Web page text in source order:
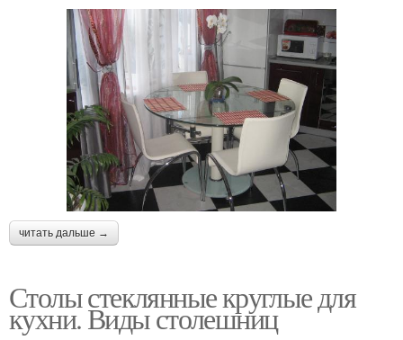
читать дальше →
Столы стеклянные круглые для
кухни. Виды столешниц